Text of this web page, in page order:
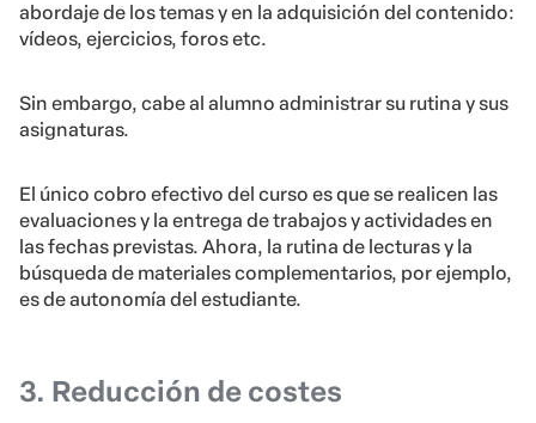
abordaje de los temas y en la adquisición del contenido:
vídeos, ejercicios, foros etc.
Sin embargo, cabe al alumno administrar su rutina y sus
asignaturas.
El único cobro efectivo del curso es que se realicen las
evaluaciones y la entrega de trabajos y actividades en
las fechas previstas. Ahora, la rutina de lecturas y la
búsqueda de materiales complementarios, por ejemplo,
es de autonomía del estudiante.
3. Reducción de costes